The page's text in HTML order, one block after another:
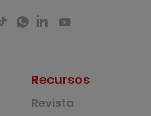
Recursos
Revista